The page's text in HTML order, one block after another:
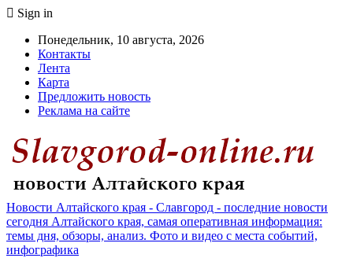
Sign in
Понедельник, 10 августа, 2026
Контакты
Лента
Карта
Предложить новость
Реклама на сайте
Новости Алтайского края - Славгород - последние новости
сегодня Алтайского края, самая оперативная информация:
темы дня, обзоры, анализ. Фото и видео с места событий,
инфографика